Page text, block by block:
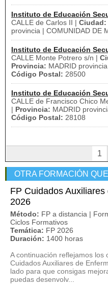
Instituto de Educación
CALLE de Carlos II | Ciudad:
provincia | COMUNIDAD DE
Instituto de Educación
CALLE Monte Potrero s/n |
Provincia: MADRID
Código Postal: 28500
Instituto de Educación
CALLE de Francisco Chico
| Provincia: MADRID
Código Postal: 28108
1
OTRA FORMACIÓN
FP Cuidados
2026
Método: FP a distancia |
Ciclos Formativos
Temática: FP 2026
Duración: 1400 horas
A continuación reflejamos los
Cuidados Auxiliares de
lado para que consigas
puedas desenvolv...